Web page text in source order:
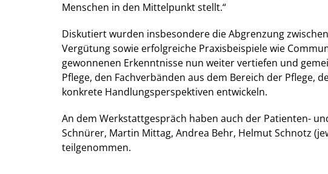
Menschen in den Mittelpunkt stellt.“
Diskutiert wurden insbesondere die Abgrenzung
Vergütung sowie erfolgreiche Praxisbeispiele wie
gewonnenen Erkenntnisse nun weiter vertiefen und
Pflege, den Fachverbänden aus dem Bereich der Pflege,
konkrete Handlungsperspektiven entwickeln.
An dem Werkstattgespräch haben auch der Patienten-
Schnürer, Martin Mittag, Andrea Behr, Helmut Schnotz
teilgenommen.